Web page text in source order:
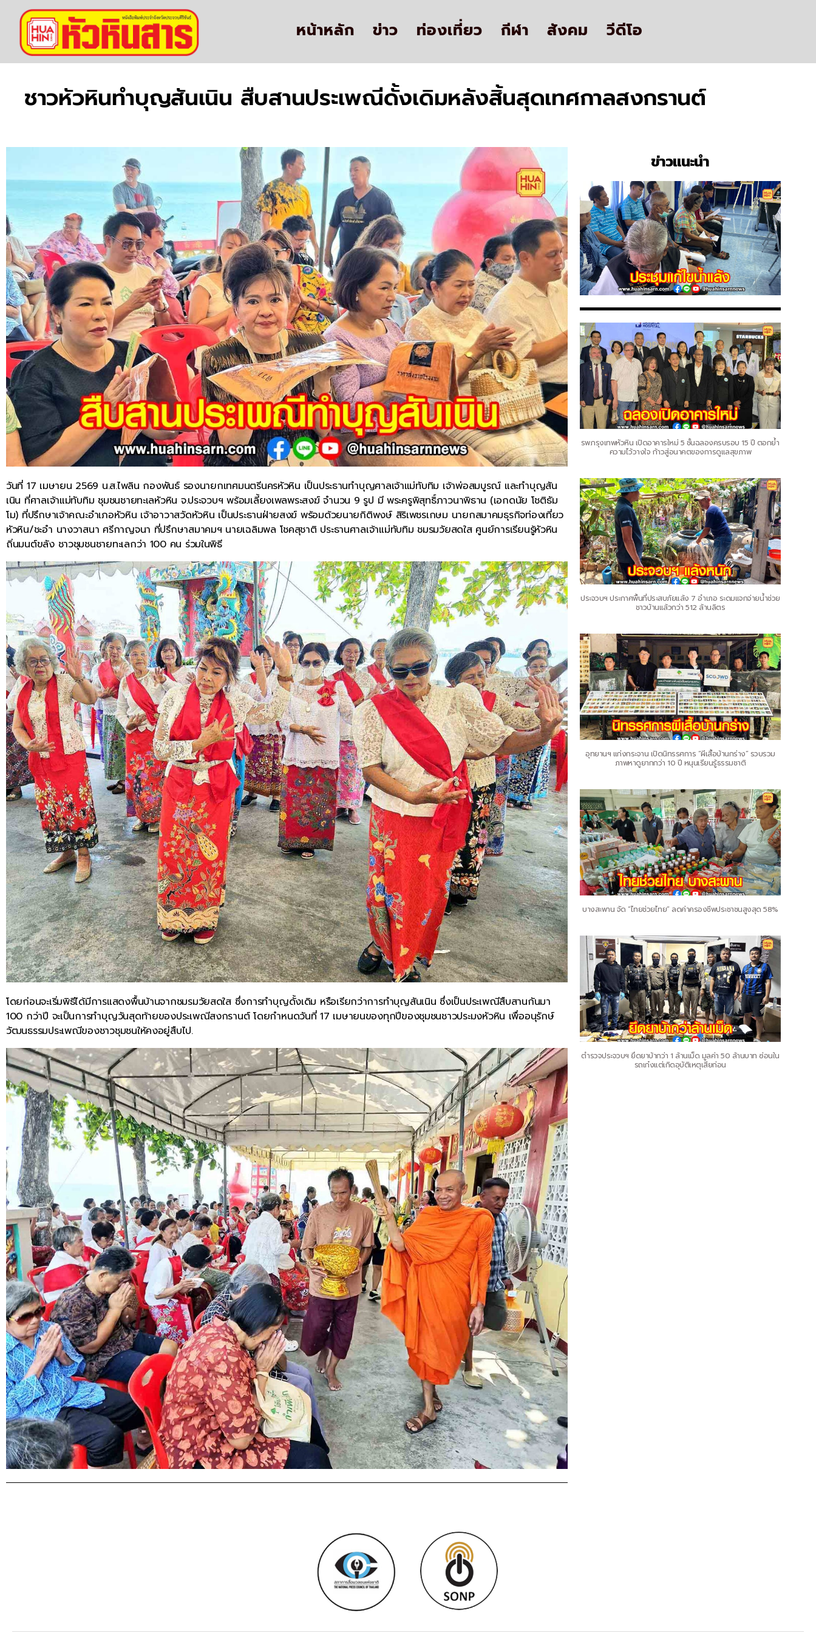
หน้าหลัก ข่าว ท่องเที่ยว กีฬา สังคม วีดีโอ
ชาวหัวหินทำบุญสันเนิน สืบสานประเพณีดั้งเดิมหลังสิ้นสุดเทศกาลสงกรานต์
วันที่ 17 เมษายน 2569 น.ส.ไพลิน กองพันธ์ รองนายกเทศมนตรีนครหัวหิน เป็นประธานทำบุญศาลเจ้าแม่ทับทิม เจ้าพ่อสมบูรณ์ และทำบุญสัน
เนิน ที่ศาลเจ้าแม่ทับทิม ชุมชนชายทะเลหัวหิน จ.ประจวบฯ พร้อมเลี้ยงเพลพระสงฆ์ จำนวน 9 รูป มี พระครูพิสุทธิ์ภาวนาพิธาน (เอกดนัย โชติธัม
โม) ที่ปรึกษาเจ้าคณะอำเภอหัวหิน เจ้าอาวาสวัดหัวหิน เป็นประธานฝ่ายสงฆ์ พร้อมด้วยนายกิติพงษ์ สิริเพชรเกษม นายกสมาคมธุรกิจท่องเที่ยว
หัวหิน/ชะอำ นางวาสนา ศรีกาญจนา ที่ปรึกษาสมาคมฯ นายเฉลิมพล โชคสุชาติ ประธานศาลเจ้าแม่ทับทิม ชมรมวัยสดใส ศูนย์การเรียนรู้หัวหิน
ถิ่นมนต์ขลัง ชาวชุมชนชายทะเลกว่า 100 คน ร่วมในพิธี
โดยก่อนจะเริ่มพิธีได้มีการแสดงพื้นบ้านจากชมรมวัยสดใส ซึ่งการทำบุญดั้งเดิม หรือเรียกว่าการทำบุญสันเนิน ซึ่งเป็นประเพณีสืบสานกันมา
100 กว่าปี จะเป็นการทำบุญวันสุดท้ายของประเพณีสงกรานต์ โดยกำหนดวันที่ 17 เมษายนของทุกปีของชุมชนชาวประมงหัวหิน เพื่ออนุรักษ์
วัฒนธรรมประเพณีของชาวชุมชนให้คงอยู่สืบไป.
ข่าวแนะนำ
รพ.กรุงเทพหัวหิน เปิดอาคารใหม่ 5 ชั้นฉลองครบรอบ 15 ปี ตอกย้ำ
ความไว้วางใจ ก้าวสู่อนาคตของการดูแลสุขภาพ
ประจวบฯ ประกาศพื้นที่ประสบภัยแล้ง 7 อำเภอ ระดมแจกจ่ายน้ำช่วย
ชาวบ้านแล้วกว่า 512 ล้านลิตร
อุทยานฯ แก่งกระจาน เปิดนิทรรศการ “ผีเสื้อบ้านกร่าง” รวบรวม
ภาพหาดูยากกว่า 10 ปี หนุนเรียนรู้ธรรมชาติ
บางสะพาน จัด “ไทยช่วยไทย” ลดค่าครองชีพประชาชนสูงสุด 58%
ตำรวจประจวบฯ ยึดยาบ้ากว่า 1 ล้านเม็ด มูลค่า 50 ล้านบาท ซ่อนใน
รถเก๋งแต่เกิดอุบัติเหตุเสียก่อน